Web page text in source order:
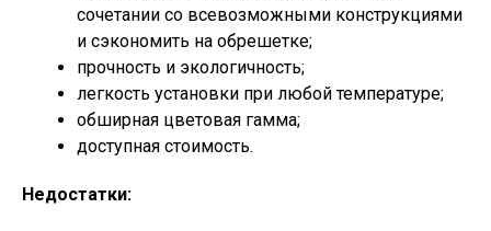
сочетании со всевозможными конструкциями
и сэкономить на обрешетке;
прочность и экологичность;
легкость установки при любой температуре;
обширная цветовая гамма;
доступная стоимость.
Недостатки: